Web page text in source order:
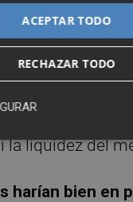
casi con toda
bancos
los tipos de
neutral.
que
un ajuste
la liquidez del
harían bien en
ACEPTAR TODO
RECHAZAR TODO